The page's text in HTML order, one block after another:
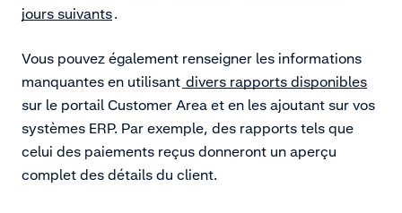
jours suivants.
Vous pouvez également renseigner les informations
manquantes en utilisant divers rapports disponibles
sur le portail Customer Area et en les ajoutant sur vos
systèmes ERP. Par exemple, des rapports tels que
celui des paiements reçus donneront un aperçu
complet des détails du client.